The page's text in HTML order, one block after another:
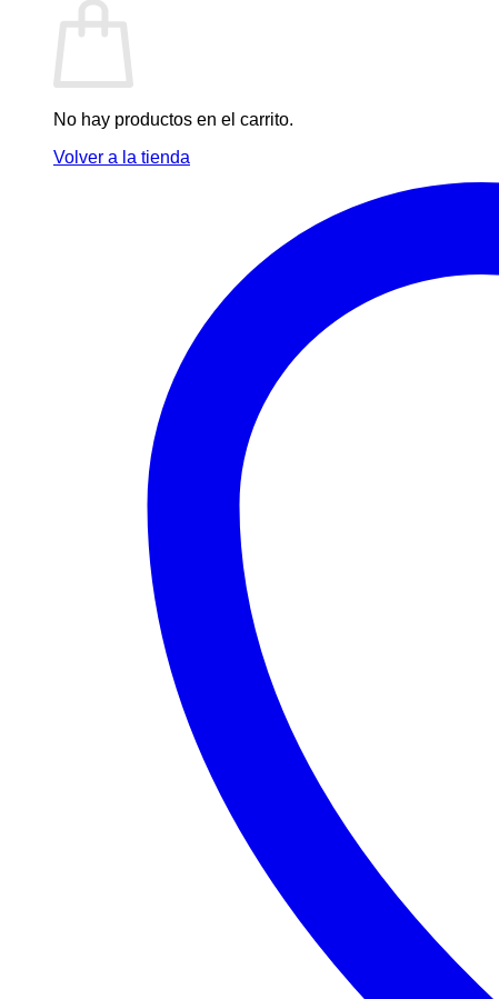
No hay productos en el carrito.
Volver a la tienda